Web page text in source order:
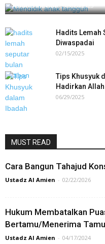
Asrorul Muvida - 09/26/2023
Hadits Lemah
Diwaspadai
02/15/2025
Tips Khusyuk
Hadirkan Allah
06/29/2025
MUST READ
Cara Bangun Tahajud
Ustadz Al Amien - 02/22/2026
Hukum Membatalkan
Bertamu/Menerima Tamu
Ustadz Al Amien - 04/17/2024